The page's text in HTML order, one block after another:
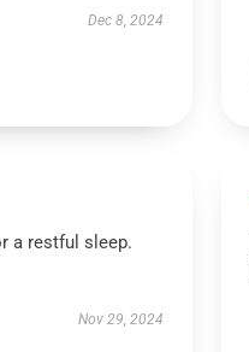
Dec 8, 2024
a restful sleep.
Nov 29, 2024